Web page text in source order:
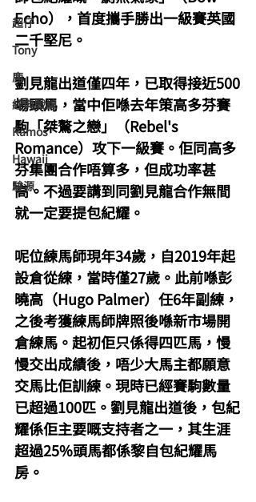
超仔
Tony
鹿
經典戰線
Ramos
Hawaii
駿源
Echo），首度攜手勝出一級賽英國
二千堅尼。
劉見龍出道僅四年，已取得接近500
場頭馬，當中佢喺去年策高多芬賽
駒「桀驁之戀」（Rebel's
Romance）攻下一級賽。佢同高多
芬集團合作唔算多，但成功率甚
高。不過要講到同劉見龍合作無間
就一定要提包紀耀。
呢位練馬師現年34歲，自2019年起
設倉從練，當時僅27歲。此前喺彭
曉高（Hugo Palmer）任6年副練，
之後考獲練馬師牌照後喺新市場開
倉練馬。起初佢只係得四匹馬，慢
慢交出成績後，唔少大馬主都願意
交馬比佢訓練。現時已經賽駒數量
已超過100匹。劉見龍出道後，包紀
耀係佢主要嘅支持者之一，其生涯
超過25%頭馬都係黎自包紀耀馬
房。